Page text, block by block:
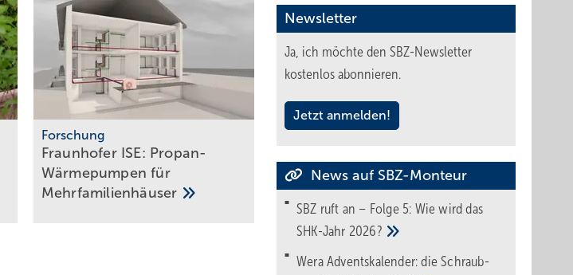
Forschung
Fraunhofer ISE: Propan-
Wärme­pum­pen für
Mehr­fa­mi­lien­häuser
Newsletter
Ja, ich möchte den SBZ-Newsletter
kostenlos abonnieren.
Jetzt anmelden!
News auf SBZ-Monteur
SBZ ruft an – Folge 5: Wie wird das
SHK-Jahr 2026?
Wera Adventskalender: die Schraub­